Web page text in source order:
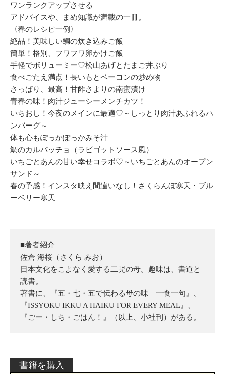
ワンランクアップさせる
アドバイスや、まめ知識が満載の一冊。
〈春のレシピ一例〉
絶品！美味しい鯛の炊き込みご飯
簡単！格別、フワフワ卵かけご飯
手軽でボリューミー♡松山あげとたまご丼ぶり
食べごたえ満点！長いもとベーコンの炒め物
さっぱり、最高！甘酢さよりの南蛮漬け
青春の味！肉汁ジューシーメンチカツ！
いちおし！今夜のメインに最適♡～しっとり肉汁あふれるハ
ンバーグ～
体も心もぽっかぽっかみそ汁
鯛のカルパッチョ（ラビゴットソース風）
いちごとあんの甘い幸せコラボ♡～いちごとあんのオープン
サンド～
春の予感！インスタ映え間違いなし！さくらんぼ寒天・ブル
ーベリー寒天
■著者紹介
佐倉 海桜（さくら みお）
日本文化をこよなく愛する二児の母。趣味は、書道と
読書。
著書に、『五・七・五で伝わる母の味 一食一句』、
『ISSYOKU IKKU A HAIKU FOR EVERY MEAL』、
『ごー・しち・ごはん！』（以上、小社刊）がある。
書籍を購入